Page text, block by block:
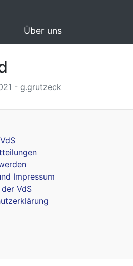
Über uns
- g.grutzeck
Impressum
VdS